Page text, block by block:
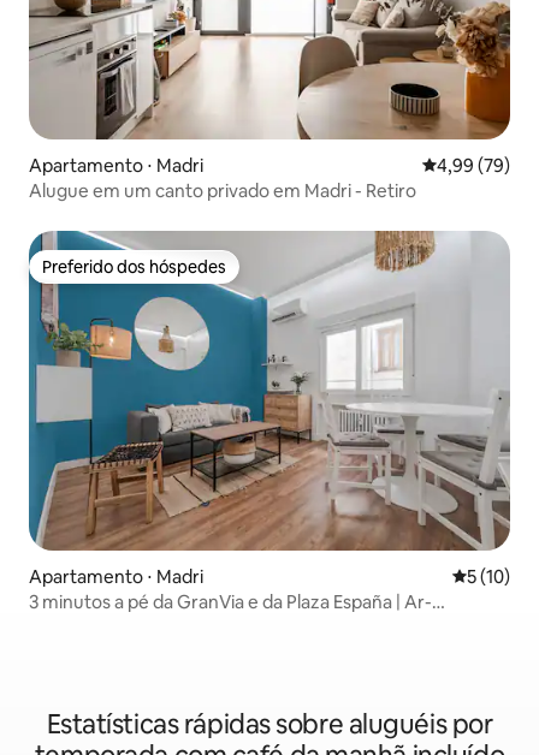
Apartamento ⋅ Madri 4,99 de uma
4,99 (79)
Alugue em um canto privado em Madri - Retiro
Preferido dos hóspedes
Preferido dos hóspedes
Apartamento ⋅ Madri 5 de uma
5 (10)
3 minutos a pé da GranVia e da Plaza España | Ar-
Estatísticas rápidas sobre aluguéis por